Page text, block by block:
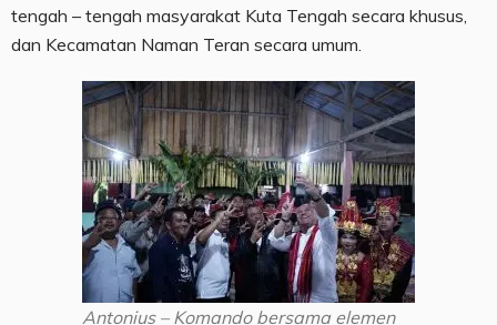
tengah – tengah masyarakat Kuta Tengah secara khusus,
dan Kecamatan Naman Teran secara umum.
Antonius – Komando bersama elemen